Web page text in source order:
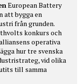
European Battery
att bygga en
från grunden.
konkurs och
operativa
hur tre svenska
vid olika
till samma